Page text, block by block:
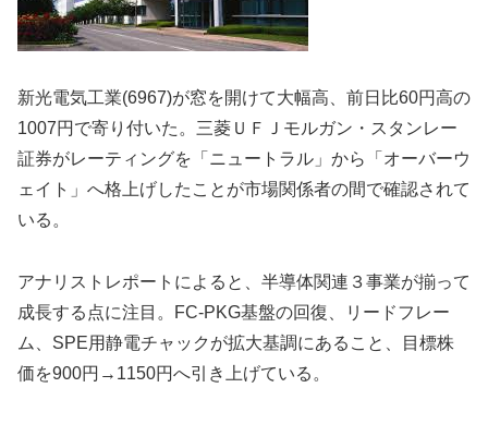
新光電気工業(6967)が窓を開けて大幅高、前日比60円高の
1007円で寄り付いた。三菱ＵＦＪモルガン・スタンレー
証券がレーティングを「ニュートラル」から「オーバーウ
ェイト」へ格上げしたことが市場関係者の間で確認されて
いる。
アナリストレポートによると、半導体関連３事業が揃って
成長する点に注目。FC-PKG基盤の回復、リードフレー
ム、SPE用静電チャックが拡大基調にあること、目標株
価を900円→1150円へ引き上げている。